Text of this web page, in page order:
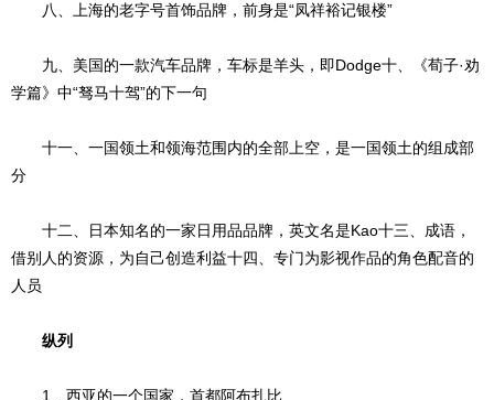
八、上海的老字号首饰品牌，前身是“凤祥裕记银楼”
九、美国的一款汽车品牌，车标是羊头，即Dodge十、《荀子·劝
学篇》中“驽马十驾”的下一句
十一、一国领土和领海范围内的全部上空，是一国领土的组成部
分
十二、日本知名的一家日用品品牌，英文名是Kao十三、成语，
借别人的资源，为自己创造利益十四、专门为影视作品的角色配音的
人员
纵列
1、西亚的一个国家，首都阿布扎比